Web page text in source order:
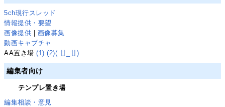
5ch現行スレッド
情報提供・要望
画像提供
画像募集
動画キャプチャ
AA置き場(1) (2)( 廿_廿)
編集者向け
テンプレ置き場
編集相談・意見